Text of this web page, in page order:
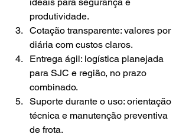
produtividade.
Cotação transparente: valores por
diária com custos claros.
Entrega ágil: logística planejada
para SJC e região, no prazo
combinado.
Suporte durante o uso: orientação
técnica e manutenção preventiva
de frota.